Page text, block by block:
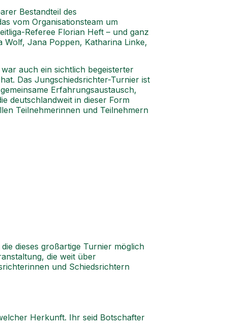
Bestandteil des
vom Organisationsteam um
Referee Florian Heft – und ganz
Jana Poppen, Katharina Linke,
auch ein sichtlich begeisterter
Das Jungschiedsrichter-Turnier ist
Erfahrungsaustausch,
deutschlandweit in dieser Form
Teilnehmerinnen und Teilnehmern
dieses großartige Turnier möglich
die weit über
und Schiedsrichtern
Herkunft. Ihr seid Botschafter